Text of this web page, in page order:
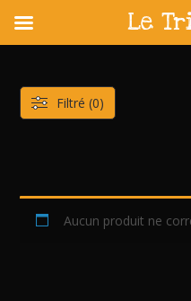
content
Aucun produit ne
Filtré (0)
Le